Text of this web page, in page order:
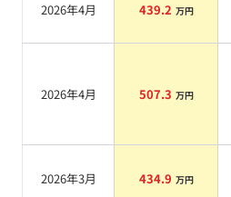
2026年4月 439.2 万円
2026年4月 507.3 万円
2026年3月 434.9 万円